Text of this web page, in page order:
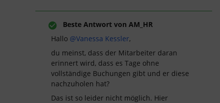
Beste Antwort von AM_HR
Hallo ​ @Vanessa Kessler,
du meinst, dass der Mitarbeiter daran
erinnert wird, dass es Tage ohne
vollständige Buchungen gibt und er diese
nachzuholen hat?
Das ist so leider nicht möglich. Hier